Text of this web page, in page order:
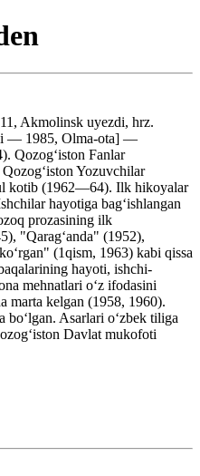
Akmolinsk uyezdi, hrz.
— 1985, Olma-ota] —
Qozogʻiston Fanlar
Yozuvchilar
kotib (1962—64). Ilk hikoyalar
hayotiga bagʻishlangan
prozasining ilk
"Qaragʻanda" (1952),
(1qism, 1963) kabi qissa
hayoti, ishchi-
mehnatlari oʻz ifodasini
marta kelgan (1958, 1960).
boʻlgan. Asarlari oʻzbek tiliga
Davlat mukofoti